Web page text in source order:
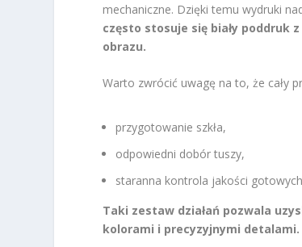
mechaniczne. Dzięki temu wydruki
często stosuje się biały poddruk
obrazu.
Warto zwrócić uwagę na to, że cały
przygotowanie szkła,
odpowiedni dobór tuszy,
staranna kontrola jakości
Taki zestaw działań pozwala
kolorami i precyzyjnymi detalami.